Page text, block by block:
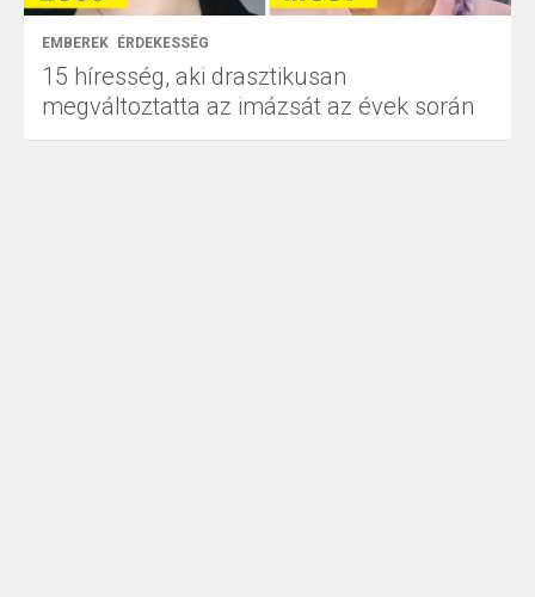
EMBEREK ÉRDEKESSÉG
15 híresség, aki drasztikusan
megváltoztatta az imázsát az évek során